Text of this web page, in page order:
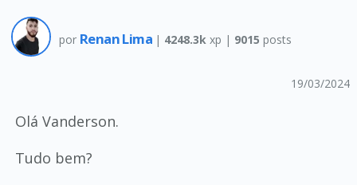
por Renan Lima | 4248.3k xp | 9015 posts
19/03/2024
Olá Vanderson.
Tudo bem?